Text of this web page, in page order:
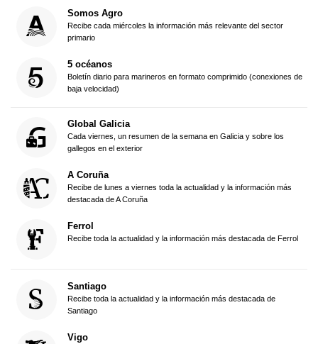
Somos Agro
Recibe cada miércoles la información más relevante del sector
primario
5 océanos
Boletín diario para marineros en formato comprimido (conexiones de
baja velocidad)
Global Galicia
Cada viernes, un resumen de la semana en Galicia y sobre los
gallegos en el exterior
A Coruña
Recibe de lunes a viernes toda la actualidad y la información más
destacada de A Coruña
Ferrol
Recibe toda la actualidad y la información más destacada de Ferrol
Santiago
Recibe toda la actualidad y la información más destacada de
Santiago
Vigo